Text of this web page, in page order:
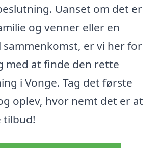
Uanset om det er
og venner eller en
sammenkomst, er vi her for
med at finde den rette
i Vonge. Tag det første
oplev, hvor nemt det er at
tilbud!